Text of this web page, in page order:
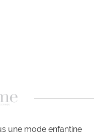
une mode enfantine